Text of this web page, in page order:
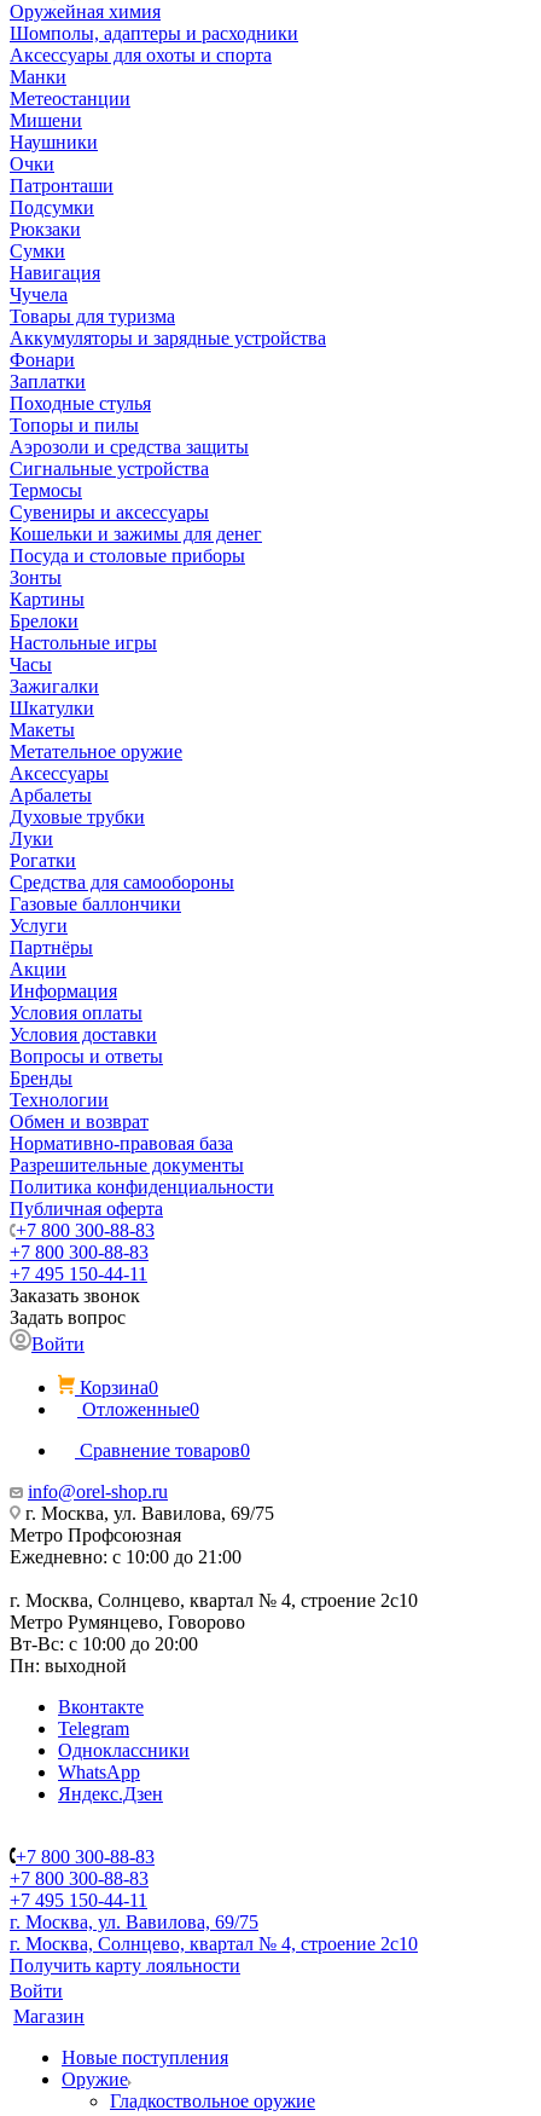
Оружейная химия
Шомполы, адаптеры и расходники
Аксессуары для охоты и спорта
Манки
Метеостанции
Мишени
Наушники
Очки
Патронташи
Подсумки
Рюкзаки
Сумки
Навигация
Чучела
Товары для туризма
Аккумуляторы и зарядные устройства
Фонари
Заплатки
Походные стулья
Топоры и пилы
Аэрозоли и средства защиты
Сигнальные устройства
Термосы
Сувениры и аксессуары
Кошельки и зажимы для денег
Посуда и столовые приборы
Зонты
Картины
Брелоки
Настольные игры
Часы
Зажигалки
Шкатулки
Макеты
Метательное оружие
Аксессуары
Арбалеты
Духовые трубки
Луки
Рогатки
Средства для самообороны
Газовые баллончики
Услуги
Партнёры
Акции
Информация
Условия оплаты
Условия доставки
Вопросы и ответы
Бренды
Технологии
Обмен и возврат
Нормативно-правовая база
Разрешительные документы
Политика конфиденциальности
Публичная оферта
+7 800 300-88-83
+7 800 300-88-83
+7 495 150-44-11
Заказать звонок
Задать вопрос
Войти
Корзина0
Отложенные0
Сравнение товаров0
info@orel-shop.ru
г. Москва, ул. Вавилова, 69/75
Метро Профсоюзная
Ежедневно: с 10:00 до 21:00
г. Москва, Солнцево, квартал № 4, строение 2с10
Метро Румянцево, Говорово
Вт-Вс: с 10:00 до 20:00
Пн: выходной
Вконтакте
Telegram
Одноклассники
WhatsApp
Яндекс.Дзен
+7 800 300-88-83
+7 800 300-88-83
+7 495 150-44-11
г. Москва, ул. Вавилова, 69/75
г. Москва, Солнцево, квартал № 4, строение 2с10
Получить карту лояльности
Войти
Магазин
Новые поступления
Оружие
Гладкоствольное оружие